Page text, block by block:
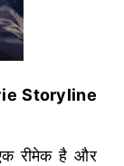
Storyline
रीमेक है और